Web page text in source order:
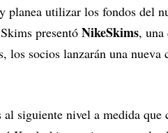
utilizar los fondos del
presentó NikeSkims, una
los socios lanzarán una
siguiente nivel a medida